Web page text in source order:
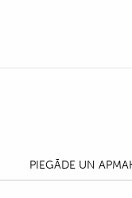
PIEGĀDE UN